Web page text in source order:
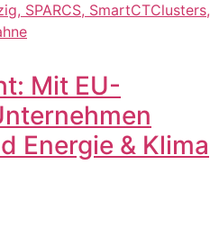
Mit EU-
Energie & Klima